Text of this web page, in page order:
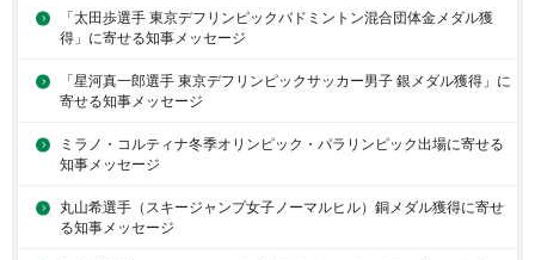
「太田歩選手 東京デフリンピックバドミントン混合団体金メダル獲
得」に寄せる知事メッセージ
「星河真一郎選手 東京デフリンピックサッカー男子 銀メダル獲得」に
寄せる知事メッセージ
ミラノ・コルティナ冬季オリンピック・パラリンピック出場に寄せる
知事メッセージ
丸山希選手（スキージャンプ女子ノーマルヒル）銅メダル獲得に寄せ
る知事メッセージ